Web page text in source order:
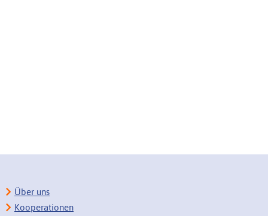
Über uns
Kooperationen